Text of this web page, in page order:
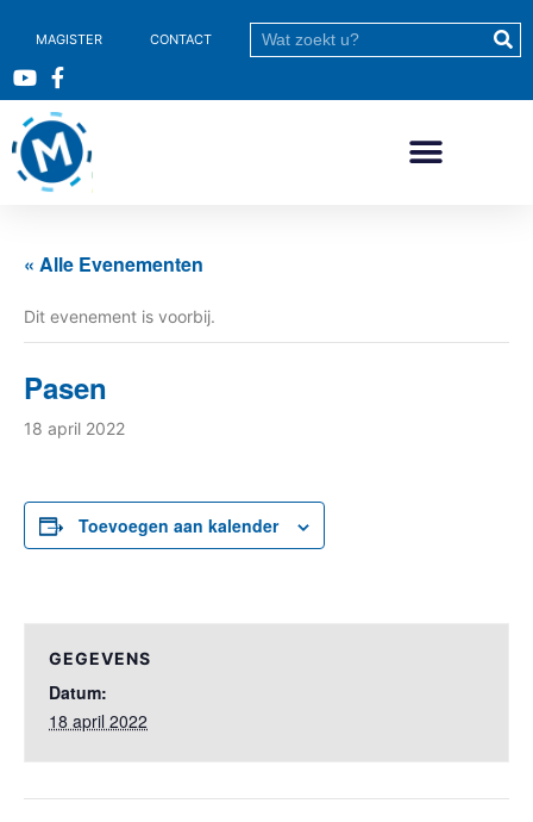
MAGISTER CONTACT
« Alle Evenementen
Dit evenement is voorbij.
Pasen
18 april 2022
Toevoegen aan kalender
GEGEVENS
Datum:
18 april 2022